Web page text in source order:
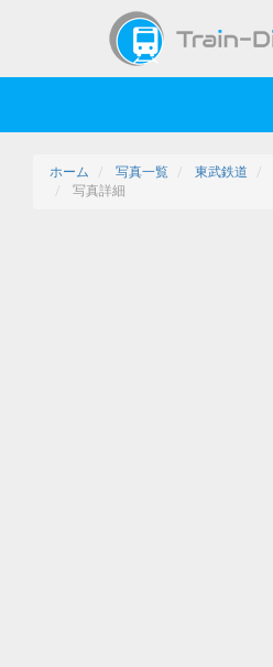
ホーム 写真一覧 東武鉄道
写真詳細